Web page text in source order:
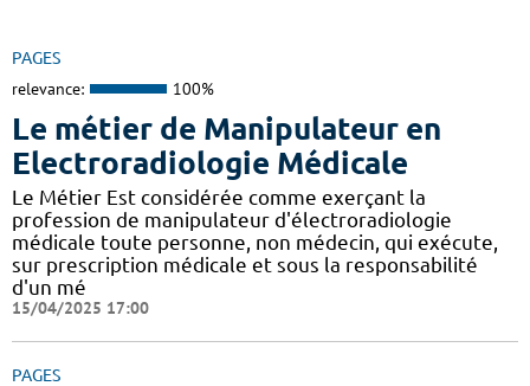
PAGES
relevance: 100%
Le métier de Manipulateur en
Electroradiologie Médicale
Le Métier Est considérée comme exerçant la
profession de manipulateur d'électroradiologie
médicale toute personne, non médecin, qui exécute,
sur prescription médicale et sous la responsabilité
d'un mé
15/04/2025 17:00
PAGES